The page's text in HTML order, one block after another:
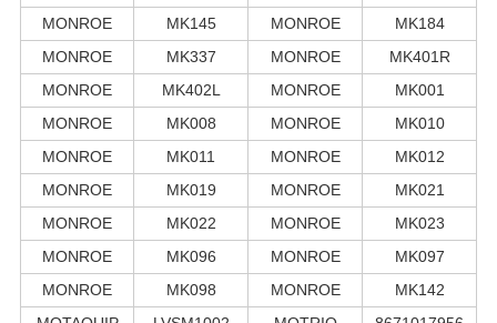
MONROE MK145 MONROE
MK184
MONROE
MK337 MONROE
MK401R
MONROE
MK402L MONROE
MK001
MONROE
MK008 MONROE
MK010
MONROE
MK011 MONROE
MK012
MONROE
MK019 MONROE
MK021
MONROE
MK022 MONROE
MK023
MONROE
MK096 MONROE
MK097
MONROE
MK098 MONROE
MK142